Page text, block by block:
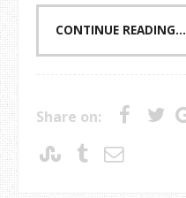
CONTINUE READING...
Share on: